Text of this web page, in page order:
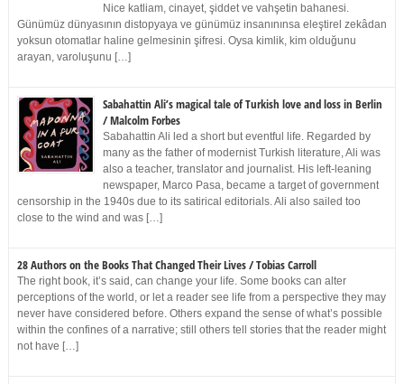
Nice katliam, cinayet, şiddet ve vahşetin bahanesi.
Günümüz dünyasının distopyaya ve günümüz insanınınsa eleştirel zekâdan
yoksun otomatlar haline gelmesinin şifresi. Oysa kimlik, kim olduğunu
arayan, varoluşunu […]
Sabahattin Ali’s magical tale of Turkish love and loss in Berlin
/ Malcolm Forbes
Sabahattin Ali led a short but eventful life. Regarded by
many as the father of modernist Turkish literature, Ali was
also a teacher, translator and journalist. His left-leaning
newspaper, Marco Pasa, became a target of government
censorship in the 1940s due to its satirical editorials. Ali also sailed too
close to the wind and was […]
28 Authors on the Books That Changed Their Lives / Tobias Carroll
The right book, it’s said, can change your life. Some books can alter
perceptions of the world, or let a reader see life from a perspective they may
never have considered before. Others expand the sense of what’s possible
within the confines of a narrative; still others tell stories that the reader might
not have […]